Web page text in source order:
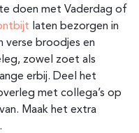
doen met Vaderdag of
laten bezorgen in
verse broodjes en
zowel zoet als
erbij. Deel het
met collega’s op
Maak het extra